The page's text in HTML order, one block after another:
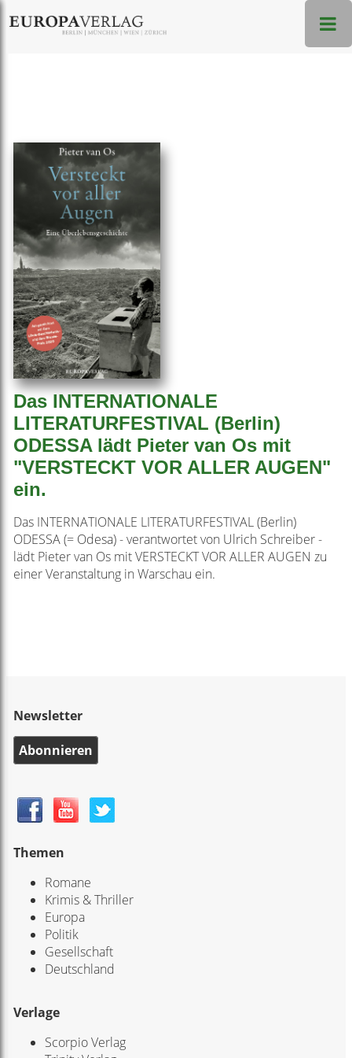
Das INTERNATIONALE
LITERATURFESTIVAL (Berlin)
ODESSA lädt Pieter van Os mit
"VERSTECKT VOR ALLER AUGEN"
ein.
Das INTERNATIONALE LITERATURFESTIVAL (Berlin)
ODESSA (= Odesa) - verantwortet von Ulrich Schreiber -
lädt Pieter van Os mit VERSTECKT VOR ALLER AUGEN zu
einer Veranstaltung in Warschau ein.
Newsletter
Abonnieren
Themen
Romane
Krimis & Thriller
Europa
Politik
Gesellschaft
Deutschland
Verlage
Scorpio Verlag